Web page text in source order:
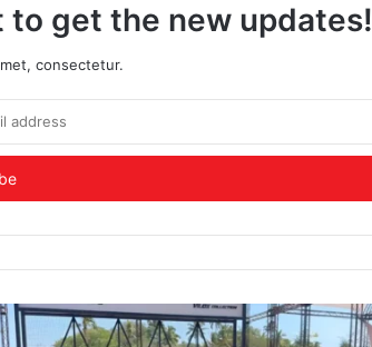
to get the new updates!
consectetur.